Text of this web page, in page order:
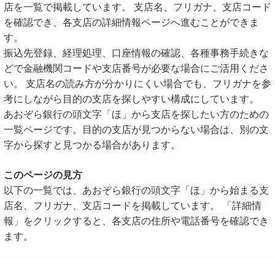
店を一覧で掲載しています。 支店名、フリガナ、支店コード
を確認でき、各支店の詳細情報ページへ進むことができま
す。
振込先登録、経理処理、口座情報の確認、各種事務手続きな
どで金融機関コードや支店番号が必要な場合にご活用くださ
い。 支店名の読み方が分かりにくい場合でも、フリガナを参
考にしながら目的の支店を探しやすい構成にしています。
あおぞら銀行の頭文字「ほ」から支店を探したい方のための
一覧ページです。目的の支店が見つからない場合は、別の文
字から探すと見つかる場合があります。
このページの見方
以下の一覧では、あおぞら銀行の頭文字「ほ」から始まる支
店名、フリガナ、支店コードを掲載しています。 「詳細情
報」をクリックすると、各支店の住所や電話番号を確認でき
ます。